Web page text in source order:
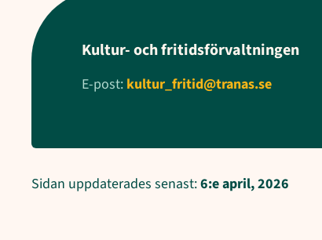
Kultur- och fritidsförvaltningen
E-post: kultur_fritid@tranas.se
Sidan uppdaterades senast:6:e april, 2026